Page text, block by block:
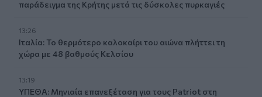
παράδειγμα της Κρήτης μετά τις δύσκολες πυρκαγιές
13:26
Ιταλία: Το θερμότερο καλοκαίρι του αιώνα πλήττει τη
χώρα με 48 βαθμούς Κελσίου
13:19
ΥΠΕΘΑ: Μηνιαία επανεξέταση για τους Patriot στη